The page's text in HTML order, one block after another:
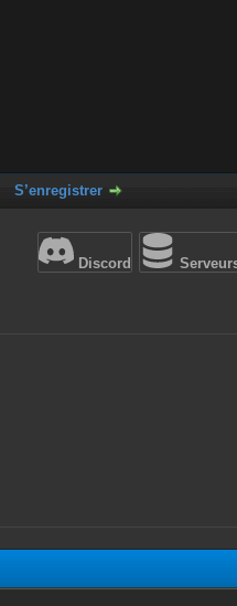
S’enregistrer
Discord